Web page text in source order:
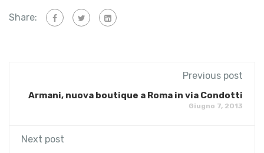
Share:
Previous post
Armani, nuova boutique a Roma in via Condotti
Giugno 7, 2013
Next post